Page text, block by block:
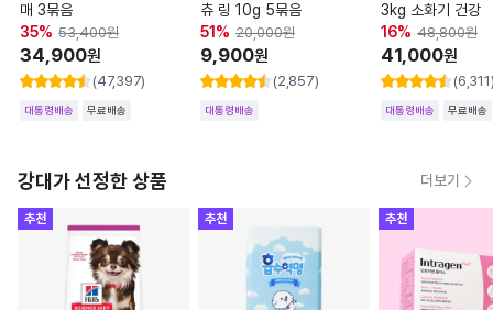
매 3묶음
35% 53,400원
34,900원
(47,397)
대통령배송 무료배송
츄 링 10g 5묶음
51 % 20,000원
9,900원
(2,857)
대통령배송
3kg 소화기 건강
16% 48,800원
41,000원
대통령배송 무료배송
강대가 선정한 상품 더보기
추천 추천 추천